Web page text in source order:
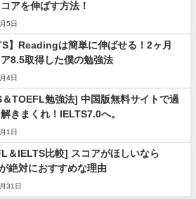
アを伸ばす方法！
5日
】Readingは簡単に伸ばせる！2ヶ月
8.5取得した僕の勉強法
4日
＆TOEFL勉強法] 中国版無料サイトで過
きまくれ！IELTS7.0へ。
1日
＆IELTS比較] スコアがほしいなら
が絶対におすすめな理由
31日